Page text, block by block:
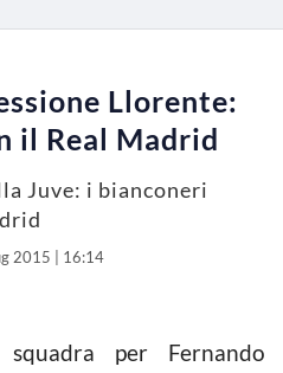
Llorente:
il Real Madrid
Juve: i bianconeri
2015 | 16:14
per Fernando